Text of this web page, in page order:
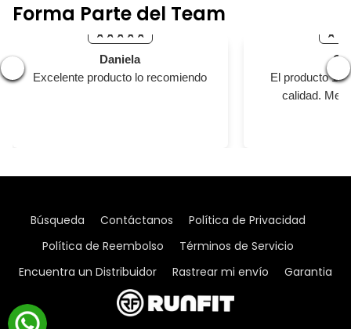
Forma Parte del Team
Daniela
Excelente producto lo recomiendo
El producto 10
calidad. Me
Búsqueda Contáctanos
Política de Privacidad
Política de Reembolso
Términos de Servicio
Encuentra un Distribuidor
Rastrear mi envío Garantia